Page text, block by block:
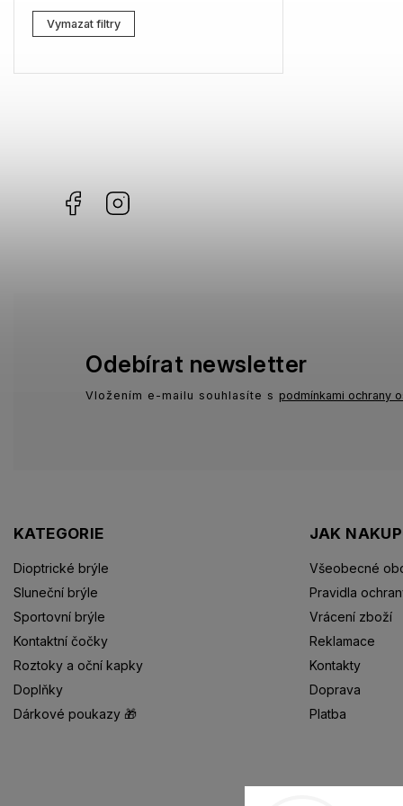
Lacoste
Marc Jacobs
Vymazat filtry
Facebook
KATEGORIE
Dioptrické brýle
Sluneční brýle
Sportovní brýle
Kontaktní čočky
Roztoky a oční kapky
Doplňky
Dárkové poukazy 🎁
JAK
Všeobecné
Pravidla
Vrácení zboží
Reklamace
Kontakty
Doprava
Platba
Odebírat newsletter
Vložením e-mailu souhlasíte s podmínkami ochrany